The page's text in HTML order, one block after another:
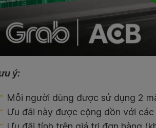
ý:
Mỗi người dùng được sử dụng 2
Ưu đãi này được cộng dồn với